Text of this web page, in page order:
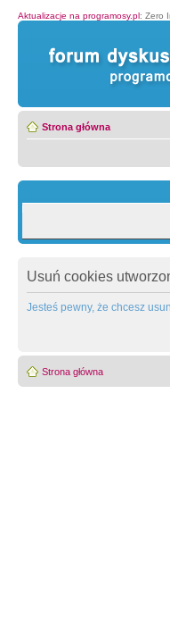
Aktualizacje na programosy.pl: Zero
Strona główna
Usuń cookies
Jesteś pewny, że chcesz
Strona główna